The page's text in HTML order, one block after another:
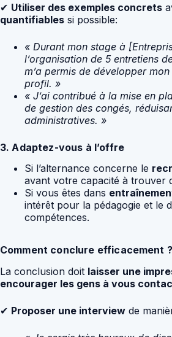
✔ Utiliser des exemples concrets
quantifiables si possible:
« Durant mon stage à
l’organisation de 5 entretiens
m’a permis de développer
profil. »
« J’ai contribué à la mise en
de gestion des congés,
administratives. »
3. Adaptez-vous à l’offre
Si l’alternance concerne le
avant votre capacité à trouver
Si vous êtes dans
intérêt pour la pédagogie et le
compétences.
Comment conclure efficacement ?
La conclusion doit laisser une
encourager les gens à vous
✔ Proposer une interview de